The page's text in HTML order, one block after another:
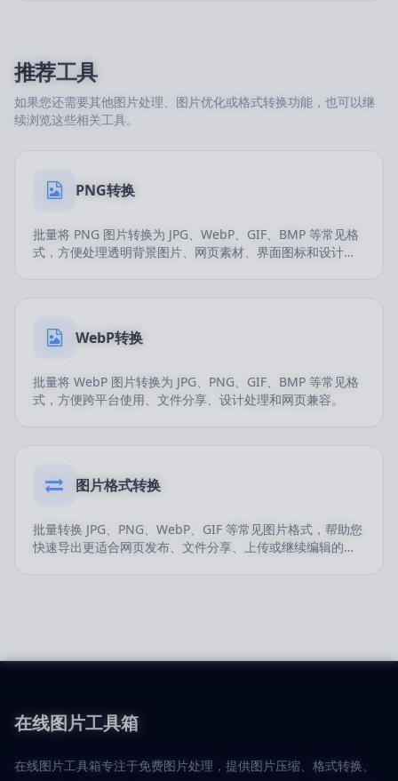
推荐工具
如果您还需要其他图片处理、图片优化或格式转换功能，也可以继
续浏览这些相关工具。
PNG转换
批量将 PNG 图片转换为 JPG、WebP、GIF、BMP 等常见格
式，方便处理透明背景图片、网页素材、界面图标和设计文
WebP转换
批量将 WebP 图片转换为 JPG、PNG、GIF、BMP 等常见格
式，方便跨平台使用、文件分享、设计处理和网页兼容。
图片格式转换
批量转换 JPG、PNG、WebP、GIF 等常见图片格式，帮助您
快速导出更适合网页发布、文件分享、上传或继续编辑的目
在线图片工具箱
在线图片工具箱专注于免费图片处理，提供图片压缩、格式转换、